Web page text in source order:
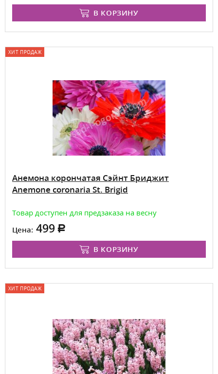
В КОРЗИНУ
ХИТ ПРОДАЖ
Анемона корончатая Сэйнт Бриджит
Anemone coronaria St. Brigid
Товар доступен для предзаказа на весну
Цена: 499
В КОРЗИНУ
ХИТ ПРОДАЖ